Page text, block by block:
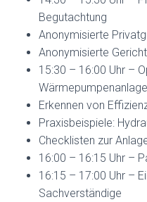
Begutachtung
Anonymisierte
Anonymisierte
15:30 – 16:00 Uhr –
Erkennen von
Praxisbeispiele:
Checklisten zur
16:00 – 16:15 Uhr –
16:15 – 17:00 Uhr –
Sachverständige